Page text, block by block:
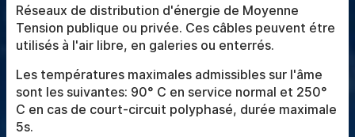
Réseaux de distribution d'énergie de Moyenne
Tension publique ou privée. Ces câbles peuvent étre
utilisés à l'air libre, en galeries ou enterrés.
Les températures maximales admissibles sur l'âme
sont les suivantes: 90° C en service normal et 250°
C en cas de court-circuit polyphasé, durée maximale
5s.